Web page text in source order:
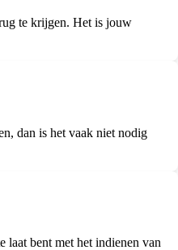
te krijgen. Het is jouw
dan is het vaak niet nodig
laat bent met het indienen van